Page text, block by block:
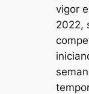
vigor
2022,